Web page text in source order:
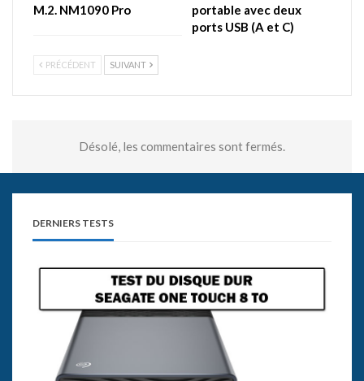
M.2. NM1090 Pro
portable avec deux
ports USB (A et C)
PRÉCÉDENT SUIVANT
Désolé, les commentaires sont fermés.
DERNIERS TESTS